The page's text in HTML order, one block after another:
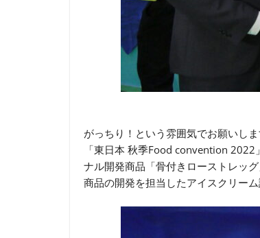
がっちり！という雰囲気でお願いし
「東日本 秋季Food convention
ナル開発商品「骨付きローストレッ
商品の開発を担当したアイスクリーム